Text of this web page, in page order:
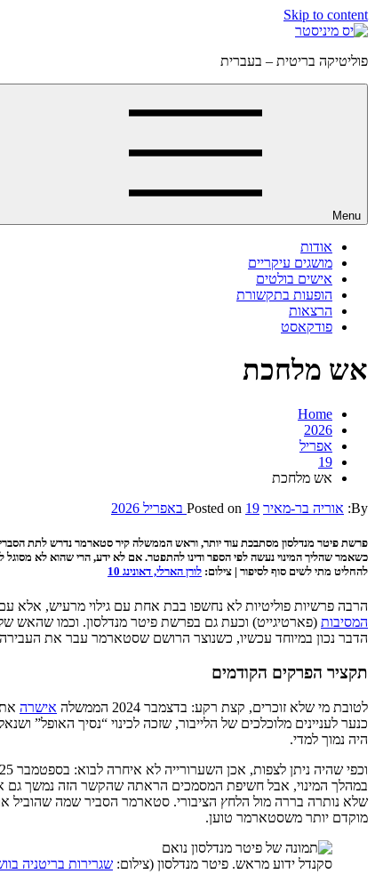
Skip to content
פוליטיקה בריטית – בעברית
Menu
אודות
מושגים עיקריים
אישים בולטים
הופעות בתקשורת
הרצאות
פודקאסט
אש מלחכת
Home
2026
אפריל
19
אש מלחכת
By: אוריה בר-מאיר Posted on 19 באפריל 2026
פרשת פיטר מנדלסון מסתבכת עוד יותר, וראש הממשלה קיר סטארמר נדרש לתת
כשאמר שהליך המינוי נעשה לפי הספר ודינו להתפטר. אם לא ידע, הרי שהוא לא מסוגל
להחליט מתי לשים סוף לסיפור | צילום: לורן הארלי, דאונינג 10
הרבה פרשיות פוליטיות לא נחשפו בבת אחת עם גילוי מרעיש, אלא
המסיבות (פארטיגייט) וכעת גם בפרשת פיטר מנדלסון. וכמו שהאש
הדבר נכון במיוחד עכשיו, כשנוצר הרושם שסטארמר עבר את
תקציר הפרקים הקודמים
לטובת מי שלא זוכרים, קצת רקע: בדצמבר 2024 הממשלה אישרה
כנער לעניינים מלוכלכים של הלייבור, שזכה לכינוי “נסיך האופל”
היה נמוך למדי.
וכפי שהיה ניתן לצפות, אכן השערורייה לא איחרה לבוא: בספטמבר 2025 סטארמר
במהלך המינוי, אבל חשיפת המסמכים הראתה שהקשר הזה נמשך גם
שלא נותרה בררה מול הלחץ הציבורי. סטארמר הסביר שמה שהוביל
מוקדם יותר משסטארמר טוען.
סקנדל ידוע מראש. פיטר מנדלסון (צילום: שגרירות בריטניה